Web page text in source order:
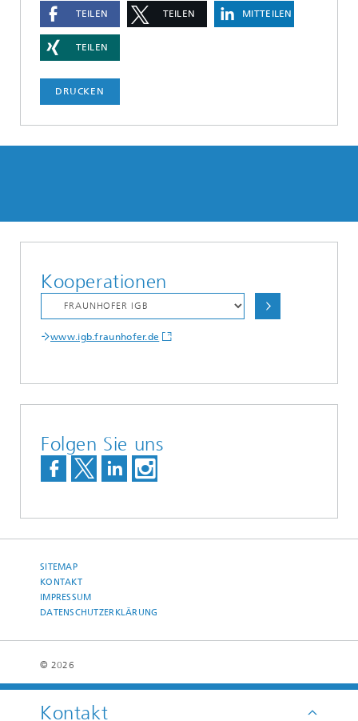
Kontakt
TEILEN TEILEN MITTEILEN
TEILEN
DRUCKEN
Kooperationen
www.igb.fraunhofer.de
Folgen Sie uns
SITEMAP
KONTAKT
IMPRESSUM
DATENSCHUTZERKLÄRUNG
© 2026